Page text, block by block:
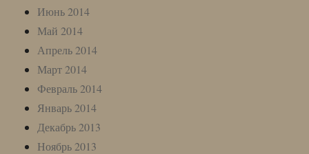
Июнь 2014
Май 2014
Апрель 2014
Март 2014
Февраль 2014
Январь 2014
Декабрь 2013
Ноябрь 2013